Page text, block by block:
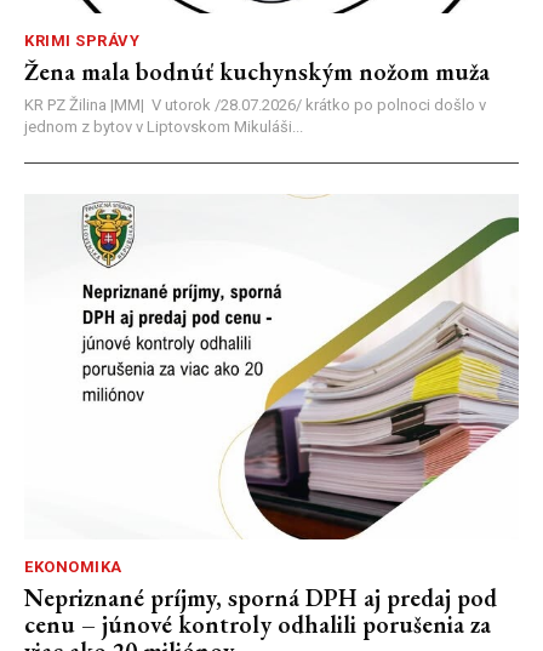
KRIMI SPRÁVY
Žena mala bodnúť kuchynským nožom muža
KR PZ Žilina |MM| V utorok /28.07.2026/ krátko po polnoci došlo v
jednom z bytov v Liptovskom Mikuláši...
EKONOMIKA
Nepriznané príjmy, sporná DPH aj predaj pod
cenu – júnové kontroly odhalili porušenia za